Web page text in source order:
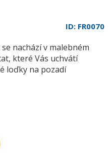
ID: FR0070
nachází v malebném
které Vás uchvátí
loďky na pozadí